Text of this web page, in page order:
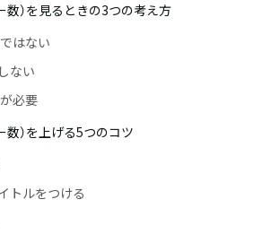
数）を見るときの3つの考え方
はない
ない
必要
数）を上げる5つのコツ
トルをつける